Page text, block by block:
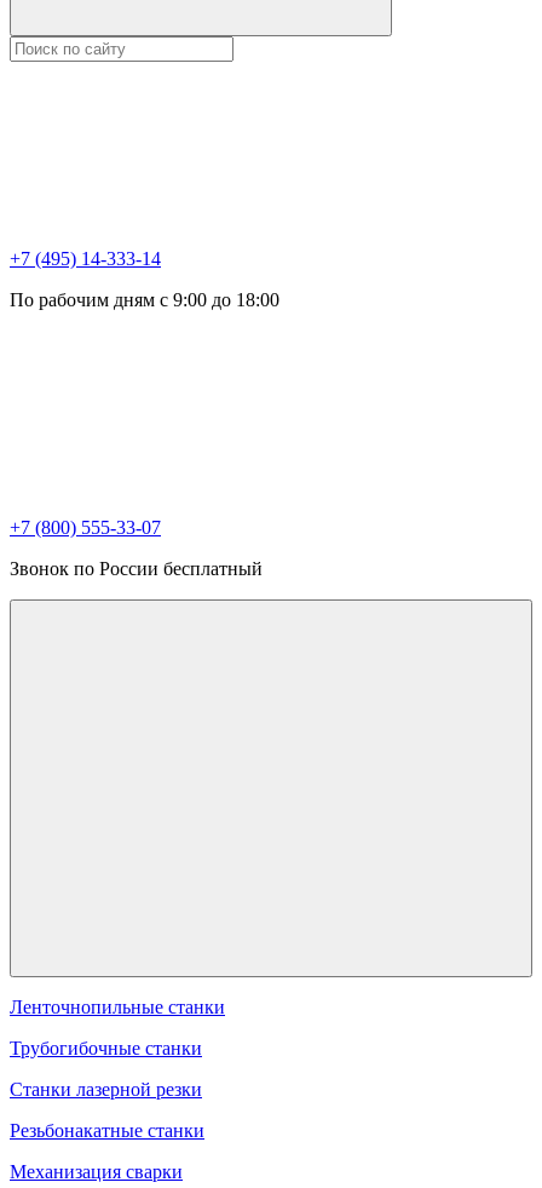
+7 (495) 14-333-14
По рабочим дням с 9:00 до 18:00
+7 (800) 555-33-07
Звонок по России бесплатный
Ленточнопильные станки
Трубогибочные станки
Станки лазерной резки
Резьбонакатные станки
Механизация сварки